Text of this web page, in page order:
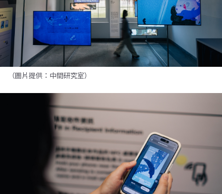
（圖片提供：中間研究室）